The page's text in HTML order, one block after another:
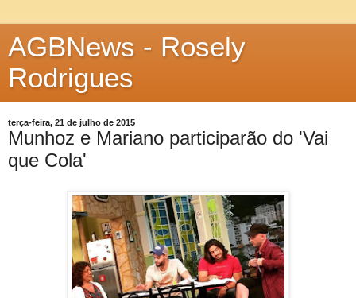
AGBNews - Rosely
Rodrigues
terça-feira, 21 de julho de 2015
Munhoz e Mariano participarão do 'Vai
que Cola'